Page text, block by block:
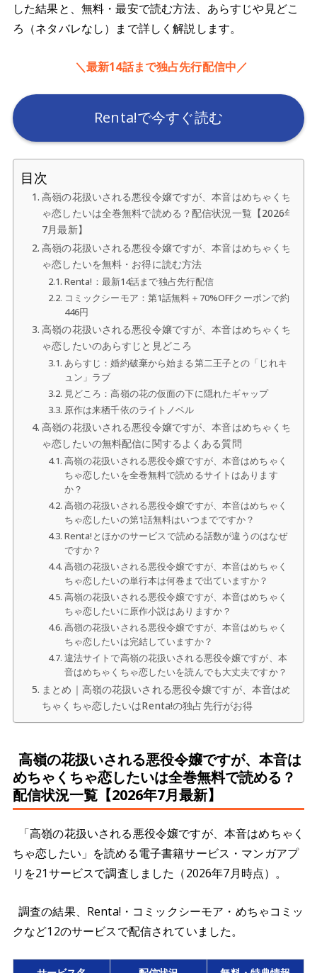
した結果と、無料・最安で読む方法、あらすじや見どこ
ろ（ネタバレなし）まで詳しく解説します。
＼最新14話まで独占先行配信中／
Renta!で今すぐ読む
目次
高嶺の花扱いされる悪役令嬢ですが、本音はめちゃくち
ゃ恋したいは全巻無料で読める？配信状況一覧【2026年
7月最新】
高嶺の花扱いされる悪役令嬢ですが、本音はめちゃくち
ゃ恋したいを無料・お得に読む方法
Renta!：最新14話まで独占先行配信
コミックシーモア：第1話無料＋70%OFFクーポンで約
446円
高嶺の花扱いされる悪役令嬢ですが、本音はめちゃくち
ゃ恋したいのあらすじと見どころ
あらすじ：婚約破棄から始まる第二王子との「じれキ
ュン」ラブ
見どころ：高嶺の花の仮面の下に隠れたギャップ
原作は来栖千依のライトノベル
高嶺の花扱いされる悪役令嬢ですが、本音はめちゃくち
ゃ恋したいの無料配信に関するよくある質問
高嶺の花扱いされる悪役令嬢ですが、本音はめちゃく
ちゃ恋したいを全巻無料で読めるサイトはあります
か？
高嶺の花扱いされる悪役令嬢ですが、本音はめちゃく
ちゃ恋したいの第1話無料はいつまでですか？
Renta!とほかのサービスで読める話数が違うのはなぜ
ですか？
高嶺の花扱いされる悪役令嬢ですが、本音はめちゃく
ちゃ恋したいの単行本は何巻まで出ていますか？
高嶺の花扱いされる悪役令嬢ですが、本音はめちゃく
ちゃ恋したいに原作小説はありますか？
高嶺の花扱いされる悪役令嬢ですが、本音はめちゃく
ちゃ恋したいは完結していますか？
違法サイトで高嶺の花扱いされる悪役令嬢ですが、本
音はめちゃくちゃ恋したいを読んでも大丈夫ですか？
まとめ｜高嶺の花扱いされる悪役令嬢ですが、本音はめ
ちゃくちゃ恋したいはRenta!の独占先行がお得
高嶺の花扱いされる悪役令嬢ですが、本音は
めちゃくちゃ恋したいは全巻無料で読める？
配信状況一覧【2026年7月最新】
「高嶺の花扱いされる悪役令嬢ですが、本音はめちゃく
ちゃ恋したい」を読める電子書籍サービス・マンガアプ
リを21サービスで調査しました（2026年7月時点）。
調査の結果、Renta!・コミックシーモア・めちゃコミッ
クなど12のサービスで配信されていました。